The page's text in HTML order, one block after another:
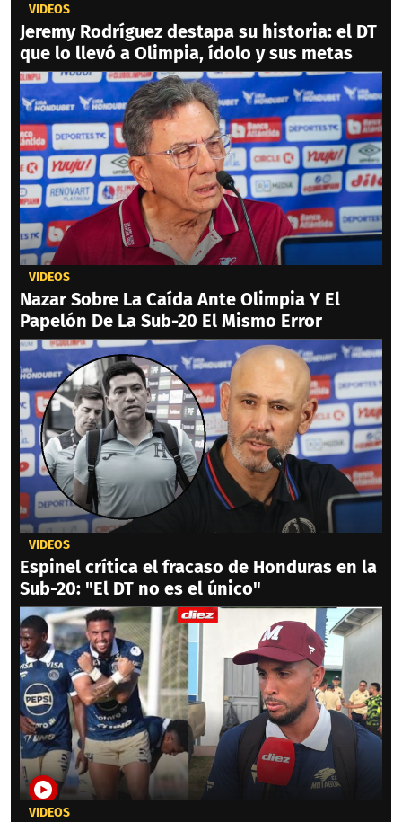
VIDEOS
Jeremy Rodríguez destapa su historia: el DT
que lo llevó a Olimpia, ídolo y sus metas
VIDEOS
Nazar Sobre La Caída Ante Olimpia Y El
Papelón De La Sub-20 El Mismo Error
VIDEOS
Espinel crítica el fracaso de Honduras en la
Sub-20: "El DT no es el único"
VIDEOS